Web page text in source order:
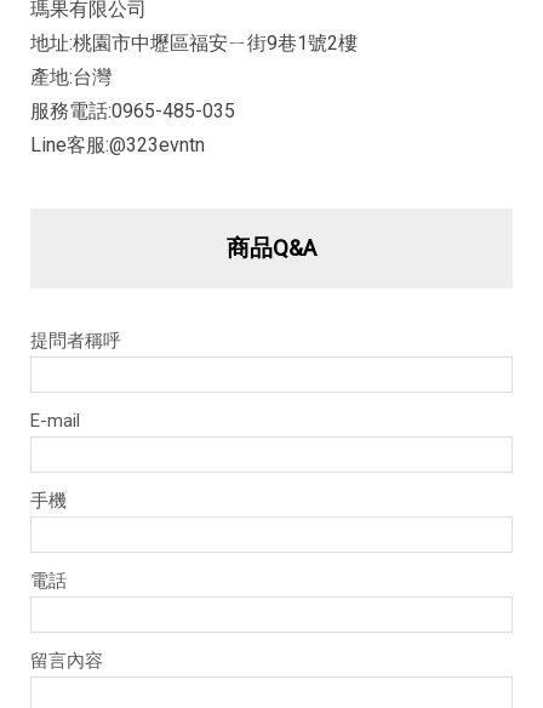
瑪果有限公司
地址:桃園市中壢區福安ㄧ街9巷1號2樓
產地:台灣
服務電話:0965-485-035
Line客服:@323evntn
商品Q&A
提問者稱呼
E-mail
手機
電話
留言內容